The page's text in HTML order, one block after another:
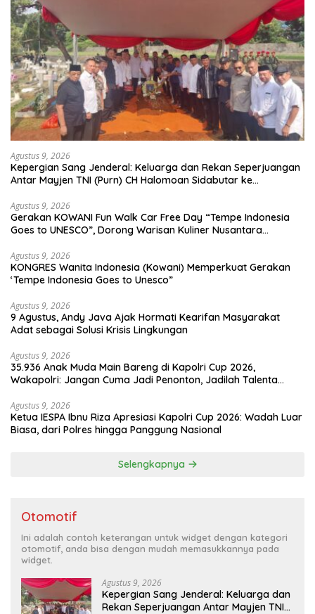
Agustus 9, 2026
Kepergian Sang Jenderal: Keluarga dan Rekan Seperjuangan
Antar Mayjen TNI (Purn) CH Halomoan Sidabutar ke
Agustus 9, 2026
Gerakan KOWANI Fun Walk Car Free Day “Tempe Indonesia
Goes to UNESCO”, Dorong Warisan Kuliner Nusantara
Agustus 9, 2026
KONGRES Wanita Indonesia (Kowani) Memperkuat Gerakan
‘Tempe Indonesia Goes to Unesco”
Agustus 9, 2026
9 Agustus, Andy Java Ajak Hormati Kearifan Masyarakat
Adat sebagai Solusi Krisis Lingkungan
Agustus 9, 2026
35.936 Anak Muda Main Bareng di Kapolri Cup 2026,
Wakapolri: Jangan Cuma Jadi Penonton, Jadilah Talenta
Agustus 9, 2026
Ketua IESPA Ibnu Riza Apresiasi Kapolri Cup 2026: Wadah Luar
Biasa, dari Polres hingga Panggung Nasional
Selengkapnya
Otomotif
Ini adalah contoh keterangan untuk widget dengan kategori
otomotif, anda bisa dengan mudah memasukkannya pada
widget.
Agustus 9, 2026
Kepergian Sang Jenderal: Keluarga dan
Rekan Seperjuangan Antar Mayjen TNI